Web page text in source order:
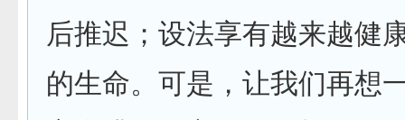
后推迟；设法享有越来越健
的生命。可是，让我们再想